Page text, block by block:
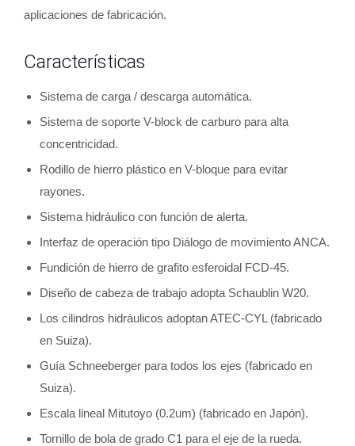
aplicaciones de fabricación.
Características
Sistema de carga / descarga automática.
Sistema de soporte V-block de carburo para alta
concentricidad.
Rodillo de hierro plástico en V-bloque para evitar
rayones.
Sistema hidráulico con función de alerta.
Interfaz de operación tipo Diálogo de movimiento ANCA.
Fundición de hierro de grafito esferoidal FCD-45.
Diseño de cabeza de trabajo adopta Schaublin W20.
Los cilindros hidráulicos adoptan ATEC-CYL (fabricado
en Suiza).
Guía Schneeberger para todos los ejes (fabricado en
Suiza).
Escala lineal Mitutoyo (0.2um) (fabricado en Japón).
Tornillo de bola de grado C1 para el eje de la rueda.